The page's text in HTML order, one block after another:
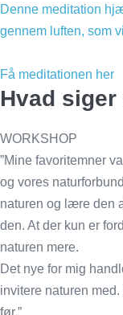
Denne meditation
gennem luften, som
Få meditationen her
Hvad siger
WORKSHOP
”Mine favoritemner
og vores
naturen og lære den
den. At der kun er
naturen mere.
Det nye for mig
invitere naturen